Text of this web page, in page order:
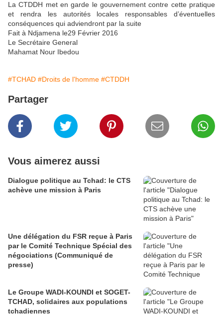
La CTDDH met en garde le gouvernement contre cette pratique
et rendra les autorités locales responsables d’éventuelles
conséquences qui adviendront par la suite
Fait à Ndjamena le29 Février 2016
Le Secrétaire General
Mahamat Nour Ibedou
#TCHAD #Droits de l'homme #CTDDH
Partager
Vous aimerez aussi
Dialogue politique au Tchad: le CTS
achève une mission à Paris
Une délégation du FSR reçue à Paris
par le Comité Technique Spécial des
négociations (Communiqué de
presse)
Le Groupe WADI-KOUNDI et SOGET-
TCHAD, solidaires aux populations
tchadiennes